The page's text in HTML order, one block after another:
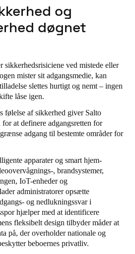
og
døgnet
sikkerhedsrisiciene ved mistede eller
mister sit adgangsmedie, kan
slettes hurtigt og nemt – ingen
låse igen.
følelse af sikkerhed giver Salto
at definere adgangsretten for
adgang til bestemte områder for
apparater og smart hjem-
, brandsystemer,
IoT-enheder og
administratorer opsætte
og nedlukningssvar i
hjælper med at identificere
fleksibelt design tilbyder måder at
på, der overholder nationale og
beboernes privatliv.